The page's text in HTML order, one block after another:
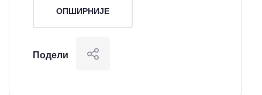
ОПШИРНИЈЕ
Подели